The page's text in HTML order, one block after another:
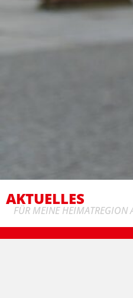
AKTUELLES
FÜR MEINE HEIMATREGION